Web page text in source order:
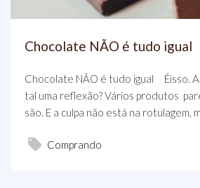
Chocolate NÃO é tudo igual
Chocolate NÃO é tudo igual Éisso.
tal uma reflexão? Vários produtos
são. E a culpa não está na rotulagem,
Comprando